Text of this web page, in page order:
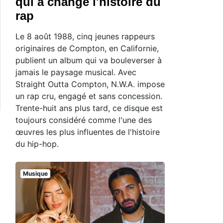
rap
Le 8 août 1988, cinq jeunes rappeurs
originaires de Compton, en Californie,
publient un album qui va bouleverser à
jamais le paysage musical. Avec
Straight Outta Compton, N.W.A. impose
un rap cru, engagé et sans concession.
Trente-huit ans plus tard, ce disque est
toujours considéré comme l'une des
œuvres les plus influentes de l'histoire
du hip-hop.
Musique